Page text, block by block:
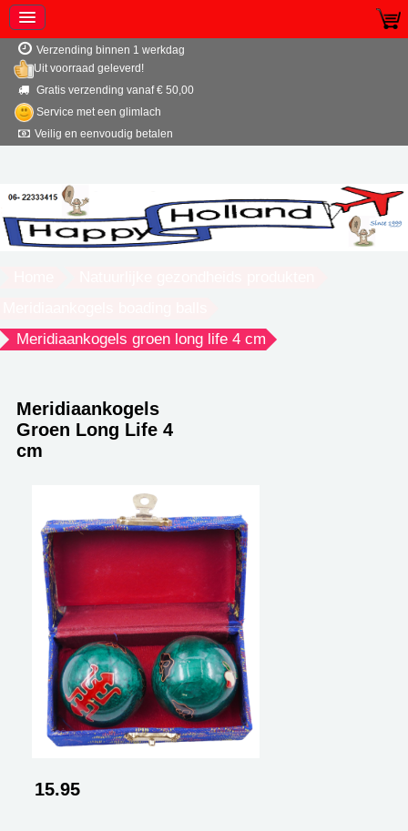
Verzending binnen 1 werkdag
Uit voorraad geleverd!
Gratis verzending vanaf € 50,00
Service met een glimlach
Veilig en eenvoudig betalen
Meridiaankogels groen long life 4 cm
Meridiaankogels
Groen Long Life 4
cm
15.95